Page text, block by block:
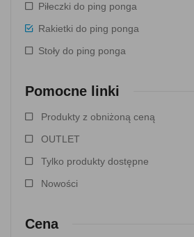
Piłeczki do ping ponga
Rakietki do ping ponga
Stoły do ping ponga
Pomocne linki
Produkty z obniżoną ceną
OUTLET
Tylko produkty dostępne
Nowości
Cena